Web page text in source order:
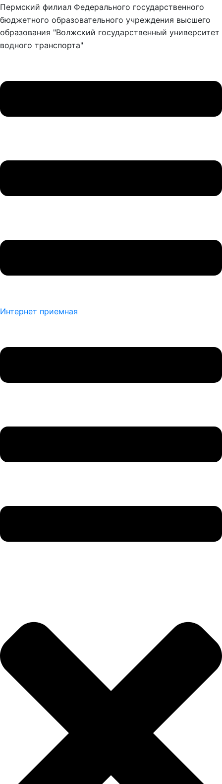
Пермский филиал Федерального государственного
бюджетного образовательного учреждения высшего
образования "Волжский государственный университет
водного транспорта"
Интернет приемная